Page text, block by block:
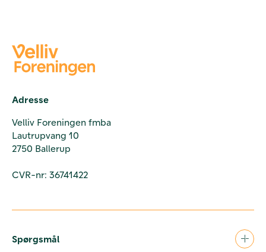
Adresse
Velliv Foreningen fmba
Lautrupvang 10
2750 Ballerup
CVR-nr: 36741422
Spørgsmål